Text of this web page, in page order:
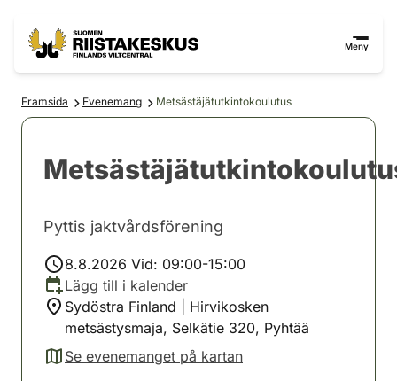
Meny
Framsida Evenemang Metsästäjätutkintokoulutus
Pyttis jaktvårdsförening
8.8.2026 Vid: 09:00-15:00
Lägg till i kalender
Sydöstra Finland | Hirvikosken
metsästysmaja, Selkätie 320, Pyhtää
Se evenemanget på kartan
(avautuu uuteen välilehteen)